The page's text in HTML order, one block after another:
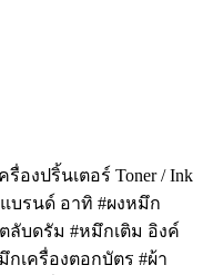
งปริ้นเตอร์ Toner / Ink
แบรนด์ อาทิ #ผงหมึก
ลับดรัม #หมึกเติม อิงค์
กเครื่องตอกบัตร #ผ้า